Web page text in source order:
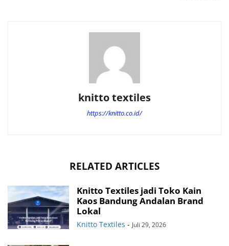
knitto textiles
https://knitto.co.id/
RELATED ARTICLES
Knitto Textiles jadi Toko Kain
Kaos Bandung Andalan Brand
Lokal
Knitto Textiles - Juli 29, 2026